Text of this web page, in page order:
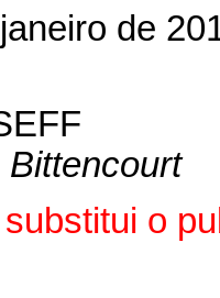
de
Bittencourt
o